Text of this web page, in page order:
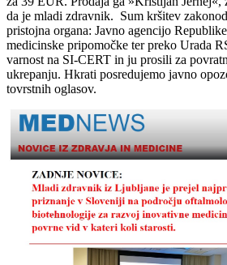
da je mladi zdravnik. Sum kršitev
pristojna organa: Javno agencijo
medicinske pripomočke ter preko Urada
varnost na SI-CERT in ju prosili za
ukrepanju. Hkrati posredujemo javno
tovrstnih oglasov.